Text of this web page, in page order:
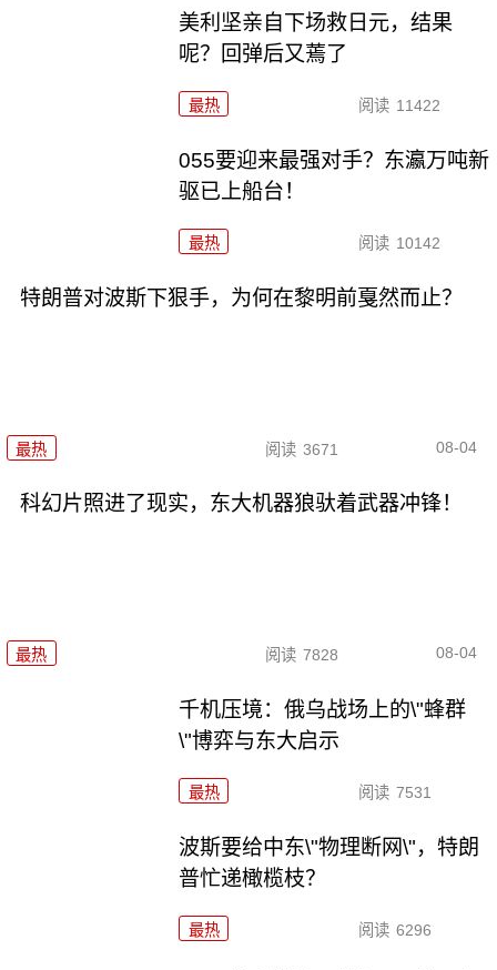
美利坚亲自下场救日元，结果
呢？回弹后又蔫了
最热 阅读 11422
055要迎来最强对手？东瀛万吨新
驱已上船台！
最热 阅读 10142
特朗普对波斯下狠手，为何在黎明前戛然而止？
最热 阅读 3671 08-04
科幻片照进了现实，东大机器狼驮着武器冲锋！
最热 阅读 7828 08-04
千机压境：俄乌战场上的\"蜂群
\"博弈与东大启示
最热 阅读 7531
波斯要给中东\"物理断网\"，特朗
普忙递橄榄枝？
最热 阅读 6296